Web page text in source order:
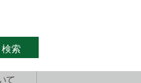
検索
て